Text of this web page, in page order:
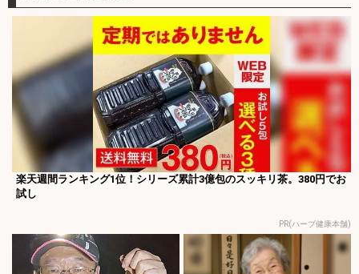
楽天週間ランキング1位！シリーズ累計3億包のスッキリ茶。380円でお
試し
PR(ハーブ健康本舗)